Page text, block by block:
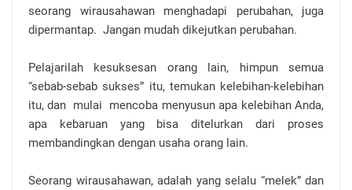
seorang wirausahawan menghadapi perubahan, juga
dipermantap. Jangan mudah dikejutkan perubahan.
Pelajarilah kesuksesan orang lain, himpun semua
“sebab-sebab sukses” itu, temukan kelebihan-kelebihan
itu, dan mulai
mencoba menyusun apa kelebihan Anda,
apa kebaruan yang bisa ditelurkan dari proses
membandingkan dengan usaha orang lain.
Seorang wirausahawan, adalah yang selalu “melek” dan